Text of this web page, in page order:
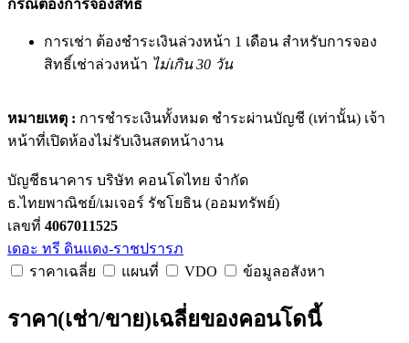
กรณีต้องการจองสิทธิ์
การเช่า ต้องชำระเงินล่วงหน้า 1 เดือน สำหรับการจอง
สิทธิ์เช่าล่วงหน้า ไม่เกิน 30 วัน
หมายเหตุ : การชำระเงินทั้งหมด ชำระผ่านบัญชี (เท่านั้น) เจ้า
หน้าที่เปิดห้องไม่รับเงินสดหน้างาน
บัญชีธนาคาร บริษัท คอนโดไทย จำกัด
ธ.ไทยพาณิชย์/เมเจอร์ รัชโยธิน (ออมทรัพย์)
เลขที่ 4067011525
เดอะ ทรี ดินแดง-ราชปรารภ
ราคาเฉลี่ย
แผนที่ VDO ข้อมูลอสังหา
ราคา(เช่า/ขาย)เฉลี่ยของคอนโดนี้